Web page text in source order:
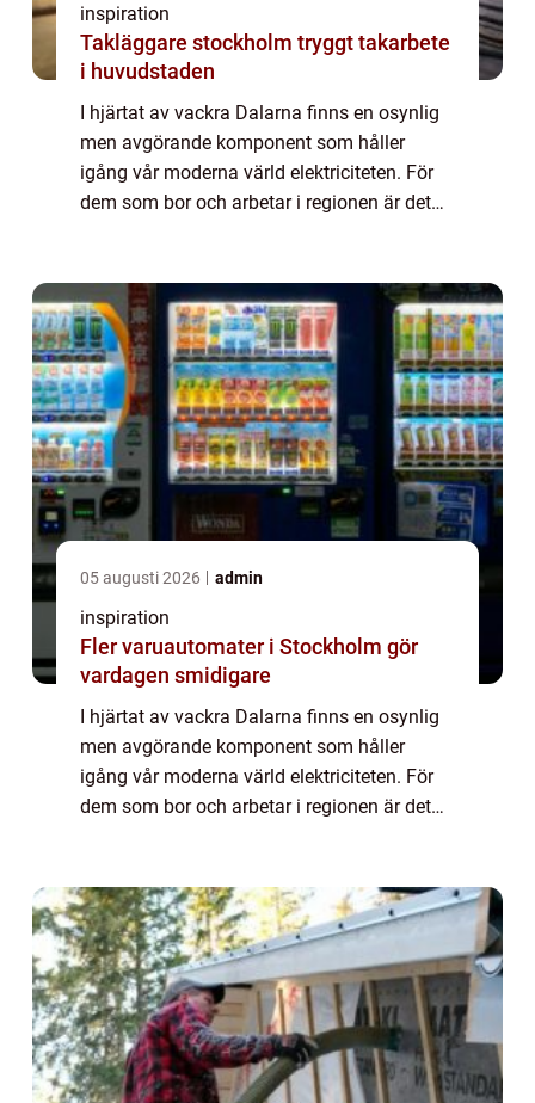
inspiration
Takläggare stockholm tryggt takarbete
i huvudstaden
I hjärtat av vackra Dalarna finns en osynlig
men avgörande komponent som håller
igång vår moderna värld elektriciteten. För
dem som bor och arbetar i regionen är det
05 augusti 2026 admin
inspiration
Fler varuautomater i Stockholm gör
vardagen smidigare
I hjärtat av vackra Dalarna finns en osynlig
men avgörande komponent som håller
igång vår moderna värld elektriciteten. För
dem som bor och arbetar i regionen är det